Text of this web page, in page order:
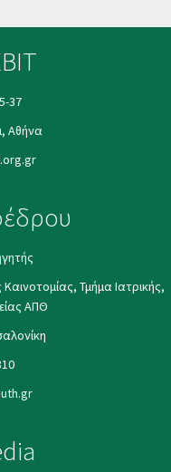
37
Αθήνα
Τμήμα Ιατρικής,
ΑΠΘ